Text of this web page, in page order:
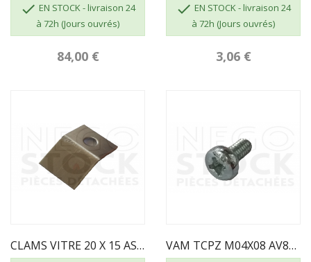
 EN STOCK - livraison 24
à 72h (Jours ouvrés)
84,00 €
 EN STOCK - livraison 24
à 72h (Jours ouvrés)
3,06 €
CLAMS VITRE 20 X 15 AS700262 INVICTA VAM TCPZ M04X08 AV8644080 INVICTA